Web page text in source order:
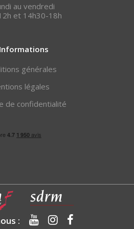
au vendredi
et 14h30-18h
Informations
générales
légales
de confidentialité
: